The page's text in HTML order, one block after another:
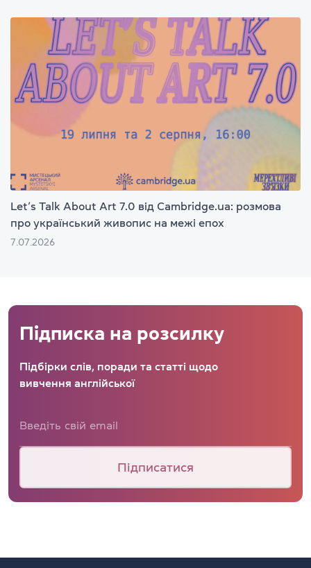
Let’s Talk About Art 7.0 від Cambridge.ua: розмова
про український живопис на межі епох
7.07.2026
Підписка на розсилку
Підбірки слів, поради та статті щодо
вивчення англійської
Підписатися